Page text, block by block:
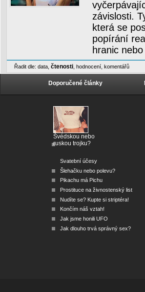
závislosti.
která se
popírání
hranic
Řadit dle: data čtenosti hodnocení komentářů
Doporučené články
Švédskou nebo
ruskou trojku?
Svatební účesy
Šlehačku nebo polevu?
Pikachu má Pichu
Prostituce na živnostenský list
Nudíte se? Kupte si striptéra!
Končím náš vztah!
Jak jsme honili UFO
Jak dlouho trvá správný sex?